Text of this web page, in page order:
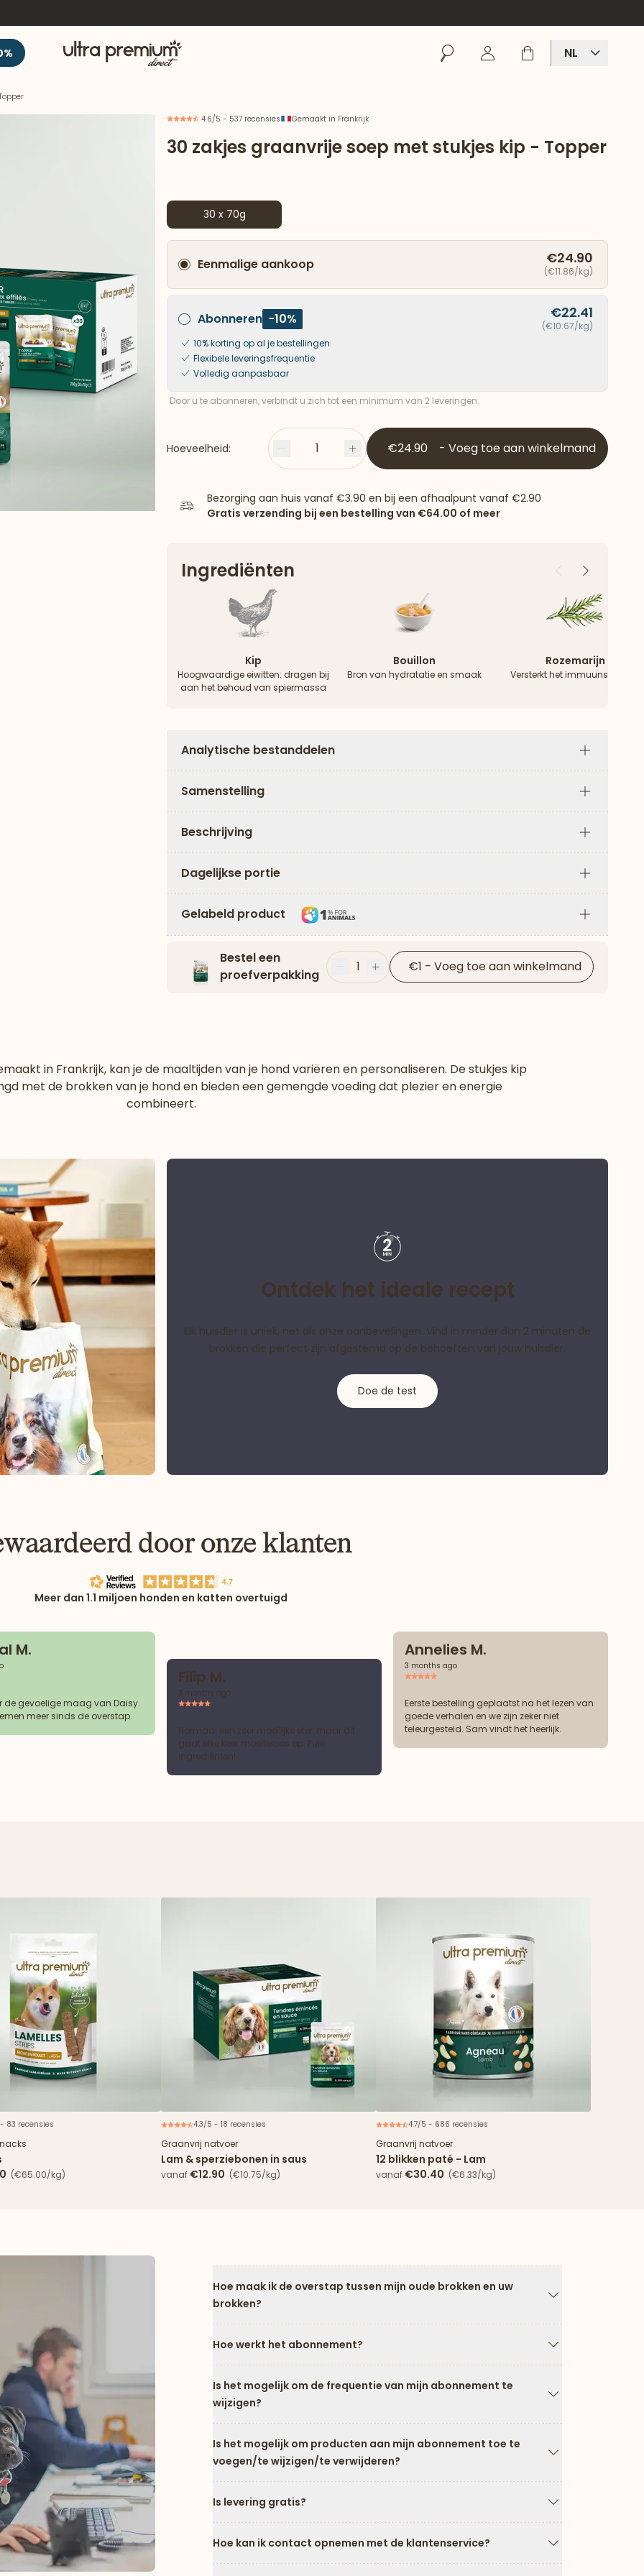
Welkom Zoeken Inloggen Winkelmand
NL
4.6/5 - 537 recensies Gemaakt in Frankrijk
30 zakjes graanvrije soep met stukjes kip - Topper
30 x 70g
Eenmalige aankoop €24.90
(€11.86/kg)
Abonneren -10% €22.41
(€10.67/kg)
10% korting op al je bestellingen
Flexibele leveringsfrequentie
Volledig aanpasbaar
Door u te abonneren, verbindt u zich tot een minimum van 2 leveringen.
Hoeveelheid: Minder1 Plus €24.90 - Voeg toe aan winkelmand
Bezorging aan huis vanaf €3.90 en bij een afhaalpunt vanaf €2.90
Gratis verzending bij een bestelling van €64.00 of meer
Ingrediënten VorigeVolgende
Kip
Hoogwaardige eiwitten: dragen bij
aan het behoud van spiermassa
Bouillon
Bron van hydratatie en smaak
Rozemarijn
Versterkt het immuunsysteem
Analytische bestanddelen
Plus
Samenstelling
Plus
Beschrijving
Plus
Dagelijkse portie
Plus
Gelabeld product
Bestel een
proefverpakking
Minder
1 Plus €1 - Voeg toe aan winkelmand
in Frankrijk, kan je de maaltijden van je hond variëren en personaliseren. De stukjes kip
met de brokken van je hond en bieden een gemengde voeding dat plezier en energie
combineert.
Ontdek het ideale recept
Elk huisdier is uniek, net als onze aanbevelingen. Vind in minder dan 2 minuten de
brokken die perfect zijn afgestemd op de behoeften van jouw huisdier.
Doe de test
door onze klanten
Meer dan 1.1 miljoen honden en katten overtuigd
M.
de gevoelige maag van Daisy.
meer sinds de overstap.
Filip M.
3 months ago
Normaal een zeer moeilijke eter, maar dit
gaat elke keer moeiteloos op. Pure
ingrediënten!
Annelies M.
3 months ago
Eerste bestelling geplaatst na het lezen van
goede verhalen en we zijn zeker niet
teleurgesteld. Sam vindt het heerlijk.
83 recensies
(€65.00/kg)
4.3/5 - 18 recensies
Graanvrij natvoer
Lam & sperziebonen in saus
vanaf €12.90 (€10.75/kg)
4.7/5 - 686 recensies
Graanvrij natvoer
12 blikken paté - Lam
vanaf €30.40 (€6.33/kg)
Hoe maak ik de overstap tussen mijn oude brokken en uw
brokken?
Hoe werkt het abonnement?
Is het mogelijk om de frequentie van mijn abonnement te
wijzigen?
Is het mogelijk om producten aan mijn abonnement toe te
voegen/te wijzigen/te verwijderen?
Is levering gratis?
Hoe kan ik contact opnemen met de klantenservice?